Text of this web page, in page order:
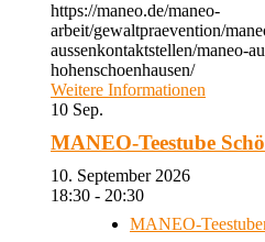
https://maneo.de/maneo-
arbeit/gewaltpraevention/
aussenkontaktstellen/maneo-
hohenschoenhausen/
Weitere Informationen
10 Sep.
MANEO-Teestube
10. September 2026
18:30 - 20:30
MANEO-